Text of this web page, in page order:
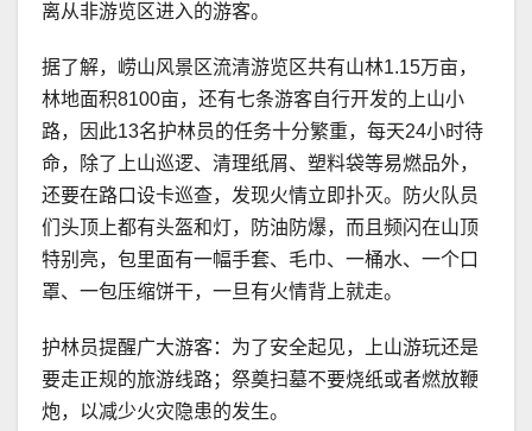
离从非游览区进入的游客。
据了解，崂山风景区流清游览区共有山林1.15万亩，
林地面积8100亩，还有七条游客自行开发的上山小
路，因此13名护林员的任务十分繁重，每天24小时待
命，除了上山巡逻、清理纸屑、塑料袋等易燃品外，
还要在路口设卡巡查，发现火情立即扑灭。防火队员
们头顶上都有头盔和灯，防油防爆，而且频闪在山顶
特别亮，包里面有一幅手套、毛巾、一桶水、一个口
罩、一包压缩饼干，一旦有火情背上就走。
护林员提醒广大游客：为了安全起见，上山游玩还是
要走正规的旅游线路；祭奠扫墓不要烧纸或者燃放鞭
炮，以减少火灾隐患的发生。